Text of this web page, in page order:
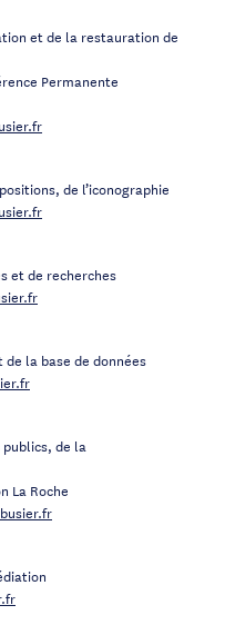
et de la restauration de
Permanente
de l’iconographie
et de recherches
la base de données
de la
La Roche